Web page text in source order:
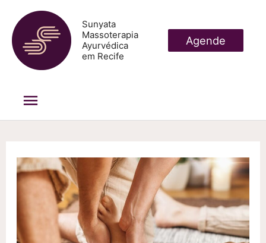
para
conteúdo
Sunyata
Massoterapia
Ayurvédica
em Recife
Menu
Agende